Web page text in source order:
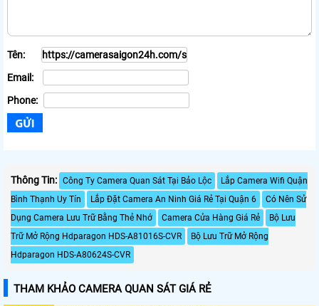
Tên:
Email:
Phone:
Thông Tin: Công Ty Camera Quan Sát Tại Bảo Lộc
Lắp Camera Wifi Quận
Bình Thạnh Uy Tín
Lắp Đặt Camera An Ninh Giá Rẻ Tại Quận 6
Có Nên Sử
Dụng Camera Lưu Trữ Bằng Thẻ Nhớ
Camera Cửa Hàng Giá Rẻ
Bộ Lưu
Trữ Mở Rộng Hdparagon HDS-A81016S-CVR
Bộ Lưu Trữ Mở Rộng
Hdparagon HDS-A80624S-CVR
THAM KHẢO CAMERA QUAN SÁT GIÁ RẺ